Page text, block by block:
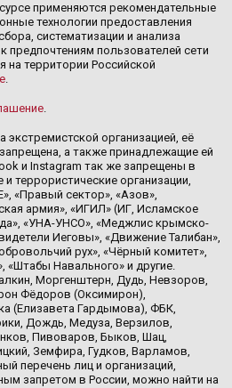
применяются рекомендательные
технологии предоставления
систематизации и анализа
предпочтениям пользователей сети
на территории Российской
.
.
экстремистской организацией, её
а также принадлежащие ей
и Instagram так же запрещены в
террористические организации,
«Правый сектор», «Азов»,
армия», «ИГИЛ» (ИГ, Исламское
«УНА-УНСО», «Меджлис крымско-
Иеговы», «Движение Талибан»,
рух», «Чёрный комитет»,
«Штабы Навального» и другие.
Моргенштерн, Дудь, Невзоров,
Фёдоров (Оксимирон),
(Елизавета Гардымова), ФБК,
Дождь, Медуза, Верзилов,
Пивоваров, Быков, Шац,
Земфира, Гудков, Варламов,
перечень лиц и организаций,
запретом в России, можно найти на